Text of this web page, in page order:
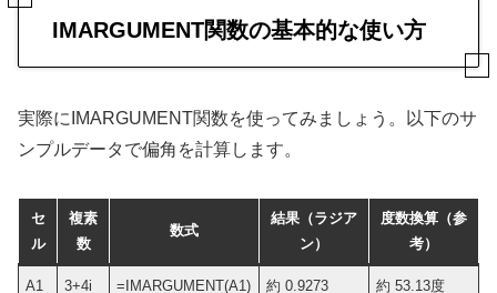
IMARGUMENT関数の基本的な使い方
実際にIMARGUMENT関数を使ってみましょう。以下のサ
ンプルデータで偏角を計算します。
セ
ル
複素
数
数式
結果（ラジア
ン）
度数換算（参
考）
A1 3+4i =IMARGUMENT(A1) 約 0.9273 約 53.13度